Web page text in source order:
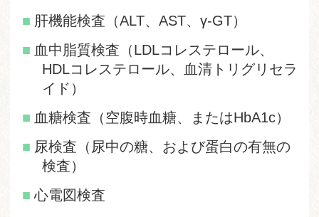
肝機能検査（ALT、AST、γ-GT）
血中脂質検査（LDLコレステロール、
HDLコレステロール、血清トリグリセラ
イド）
血糖検査（空腹時血糖、またはHbA1c）
尿検査（尿中の糖、および蛋白の有無の
検査）
心電図検査